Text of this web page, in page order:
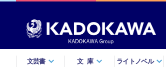
文芸書 文庫 ライトノベル